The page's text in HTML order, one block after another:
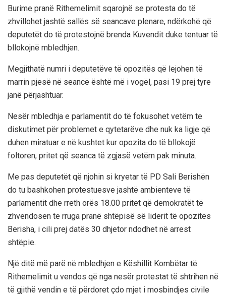
Burime pranë Rithemelimit sqarojnë se protesta do të
zhvillohet jashtë sallës së seancave plenare, ndërkohë që
deputetët do të protestojnë brenda Kuvendit duke tentuar të
bllokojnë mbledhjen.
Megjithatë numri i deputetëve të opozitës që lejohen të
marrin pjesë në seancë është më i vogël, pasi 19 prej tyre
janë përjashtuar.
Nesër mbledhja e parlamentit do të fokusohet vetëm te
diskutimet për problemet e qytetarëve dhe nuk ka ligje që
duhen miratuar e në kushtet kur opozita do të bllokojë
foltoren, pritet që seanca të zgjasë vetëm pak minuta.
Me pas deputetët që njohin si kryetar të PD Sali Berishën
do tu bashkohen protestuesve jashtë ambienteve të
parlamentit dhe rreth orës 18.00 pritet që demokratët të
zhvendosen te rruga pranë shtëpisë së liderit të opozitës
Berisha, i cili prej datës 30 dhjetor ndodhet në arrest
shtëpie.
Një ditë më parë në mbledhjen e Këshillit Kombëtar të
Rithemelimit u vendos që nga nesër protestat të shtrihen në
të gjithë vendin e të përdoret çdo mjet i mosbindjes civile